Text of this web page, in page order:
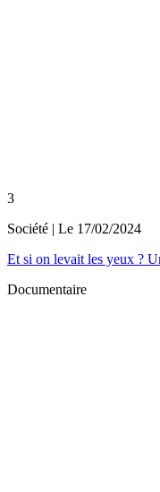
3
Société | Le 17/02/2024
Et si on levait les yeux ?
Documentaire